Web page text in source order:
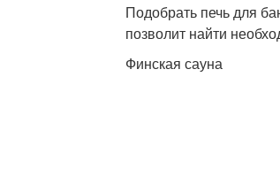
Подобрать печь для
позволит найти
Финская сауна